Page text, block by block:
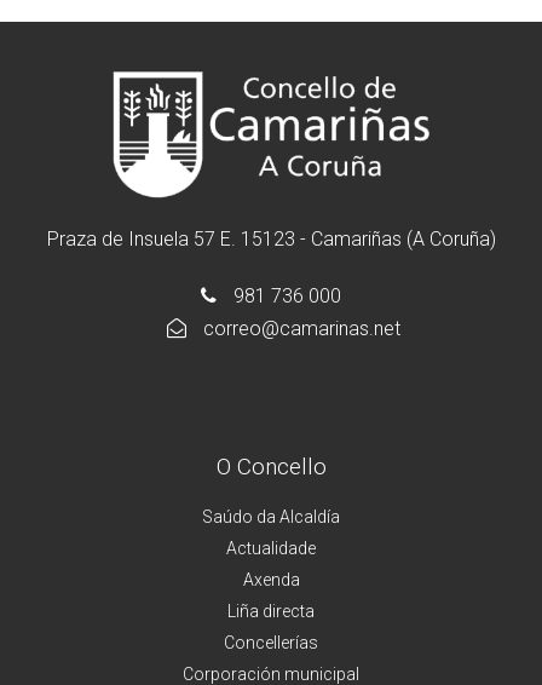
Praza de Insuela 57 E. 15123 - Camariñas (A Coruña)
981 736 000
correo@camarinas.net
O Concello
Saúdo da Alcaldía
Actualidade
Axenda
Liña directa
Concellerías
Corporación municipal